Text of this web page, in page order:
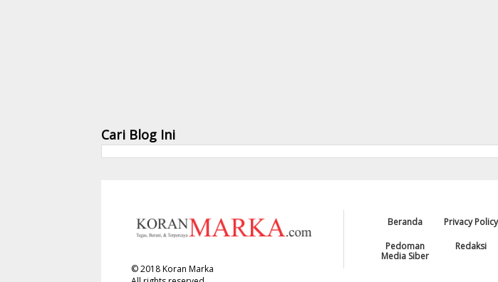
Cari Blog Ini
©2018Koran Marka
Beranda
Privacy Policy
Pedoman
Media Siber
Redaksi